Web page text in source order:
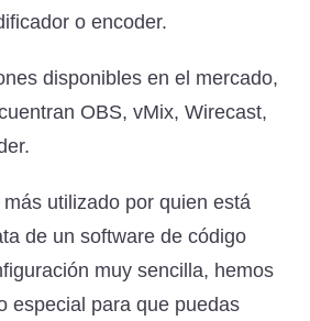
o encoder.
disponibles en el mercado,
OBS, vMix, Wirecast,
utilizado por quien está
de un software de código
muy sencilla, hemos
especial para que puedas